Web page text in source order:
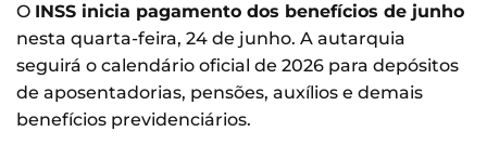
O INSS inicia pagamento dos benefícios de junho
nesta quarta-feira, 24 de junho. A autarquia
seguirá o calendário oficial de 2026 para depósitos
de aposentadorias, pensões, auxílios e demais
benefícios previdenciários.